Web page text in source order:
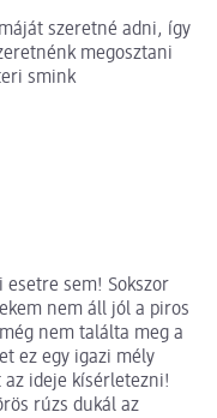
szeretné adni, így
megosztani
smink
esetre sem! Sokszor
nem áll jól a piros
nem találta meg a
ez egy igazi mély
ideje kísérletezni!
rúzs dukál az